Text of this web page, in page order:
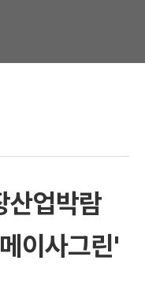
산업박람
이사그린'